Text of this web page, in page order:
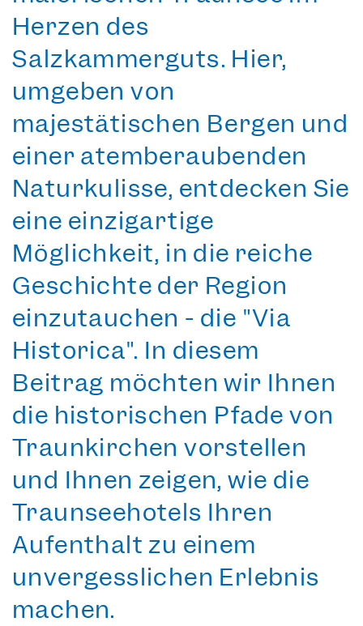
Herzen des
Salzkammerguts. Hier,
umgeben von
majestätischen Bergen und
einer atemberaubenden
Naturkulisse, entdecken Sie
eine einzigartige
Möglichkeit, in die reiche
Geschichte der Region
einzutauchen - die "Via
Historica". In diesem
Beitrag möchten wir Ihnen
die historischen Pfade von
Traunkirchen vorstellen
und Ihnen zeigen, wie die
Traunseehotels Ihren
Aufenthalt zu einem
unvergesslichen Erlebnis
machen.